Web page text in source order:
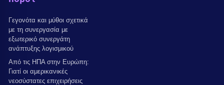
Γεγονότα και μύθοι σχετικά
με τη συνεργασία με
εξωτερικό συνεργάτη
ανάπτυξης λογισμικού
Από τις ΗΠΑ στην Ευρώπη:
Γιατί οι αμερικανικές
νεοσύστατες επιχειρήσεις